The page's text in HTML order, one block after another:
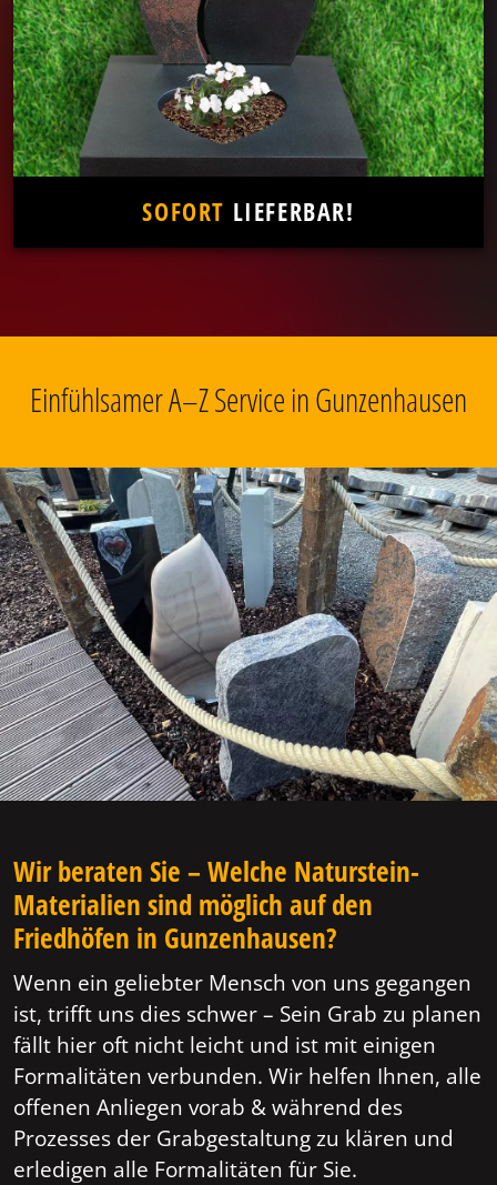
SOFORT LIEFERBAR!
Einfühlsamer A–Z Service in Gunzenhausen
Wir beraten Sie – Welche Naturstein-
Materialien sind möglich auf den
Friedhöfen in Gunzenhausen?
Wenn ein geliebter Mensch von uns gegangen
ist, trifft uns dies schwer – Sein Grab zu planen
fällt hier oft nicht leicht und ist mit einigen
Formalitäten verbunden. Wir helfen Ihnen, alle
offenen Anliegen vorab & während des
Prozesses der Grabgestaltung zu klären und
erledigen alle Formalitäten für Sie.